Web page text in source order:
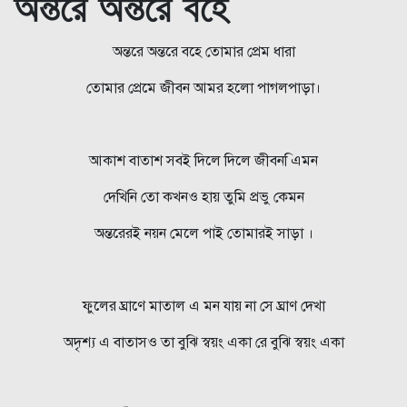
অন্তরে অন্তরে বহে
অন্তরে অন্তরে বহে তোমার প্রেম ধারা
তোমার প্রেমে জীবন আমর হলো পাগলপাড়া।
আকাশ বাতাশ সবই দিলে দিলে জীবন িএমন
দেখিনি তো কখনও হায় তুমি প্রভু কেমন
অন্তরেরই নয়ন মেলে পাই তোমারই সাড়া ।
ফুলের ঘ্রাণে মাতাল এ মন যায় না সে ঘ্রাণ দেখা
অদৃশ্য এ বাতাসও তা বুঝি স্বয়ং একা রে বুঝি স্বয়ং একা